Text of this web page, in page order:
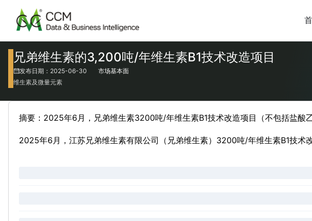
兄弟维生素的3,200吨/年维生素B1技术改造项目
发布日期：2025-06-30
市场基本面
维生素及微量元素
摘要：2025年6月，兄弟维生素3200吨/年维生素B1技术改造项目（不包括盐酸
2025年6月，江苏兄弟维生素有限公司（兄弟维生素）3200吨/年维生素B1技术